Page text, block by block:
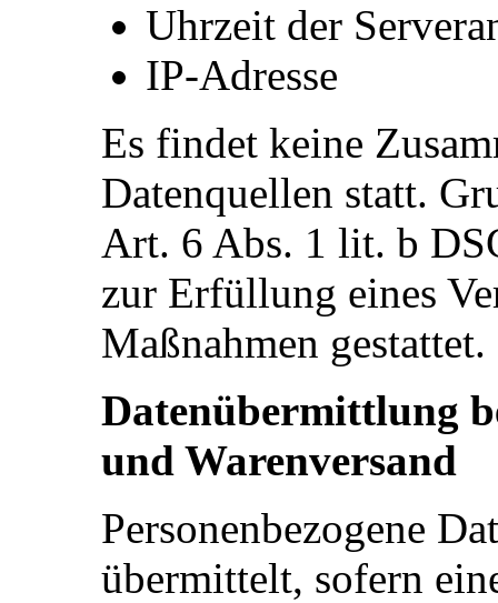
Uhrzeit der
IP-Adresse
Es findet keine
Datenquellen statt.
Art. 6 Abs. 1 lit. b
zur Erfüllung eines
Maßnahmen gestattet.
Datenübermittlung
und Warenversand
Personenbezogene
übermittelt, sofern